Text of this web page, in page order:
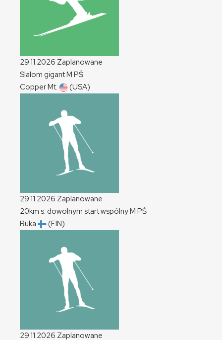
29.11.2026 Zaplanowane
Slalom gigantM PŚ
Copper Mt.
(USA)
29.11.2026 Zaplanowane
20km s. dowolnym start wspólnyM PŚ
Ruka
(FIN)
29.11.2026 Zaplanowane